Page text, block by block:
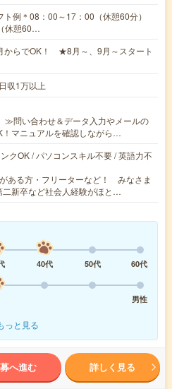
例＊08：00～17：00（休憩60分）
休憩60…
からでOK！ ★8月～、9月～スタート
1万以上
い合わせ＆データ入力やメールの
！マニュアルを確認しながら…
クOK / パソコンスキル不要 / 英語力不
ある方・フリーターなど！ みなさま
新卒など社会人経験がほと…
40代 50代
60代
男性
っと見る
へ進む 詳しく見る